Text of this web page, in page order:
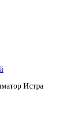
Истра